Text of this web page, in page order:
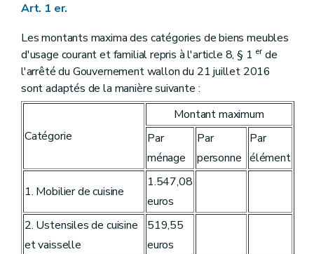
Art. 1 er.
Les montants maxima des catégories de biens meubles
d'usage courant et familial repris à l'article 8, § 1 erde
l'arrêté du Gouvernement wallon du 21 juillet 2016
sont adaptés de la manière suivante :
Catégorie
Montant maximum
Par
ménage
Par
personne
Par
élément
1. Mobilier de cuisine
1.547,08
euros
2. Ustensiles de cuisine
et vaisselle
519,55
euros